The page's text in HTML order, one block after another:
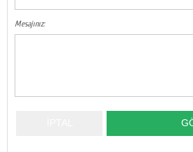
Mesajınız: